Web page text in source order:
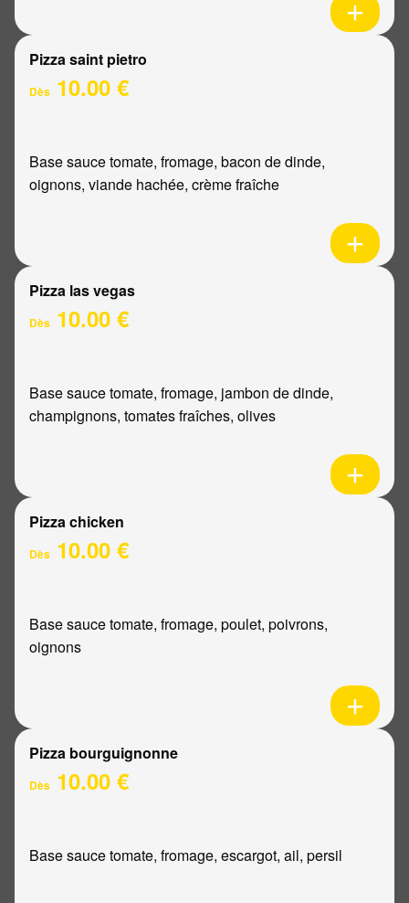
Pizza saint pietro
Dès 10.00 €
Base sauce tomate, fromage, bacon de dinde,
oignons, viande hachée, crème fraîche
Pizza las vegas
Dès 10.00 €
Base sauce tomate, fromage, jambon de dinde,
champignons, tomates fraîches, olives
Pizza chicken
Dès 10.00 €
Base sauce tomate, fromage, poulet, poivrons,
oignons
Pizza bourguignonne
Dès 10.00 €
Base sauce tomate, fromage, escargot, ail, persil